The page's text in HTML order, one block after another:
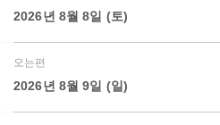
2026년 8월 8일 (토)
오는편
2026년 8월 9일 (일)